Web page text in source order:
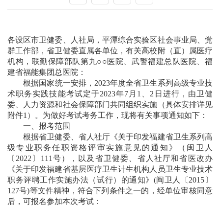
各设区市卫健委、人社局，平潭综合实验区社会事业局、党
群工作部，省卫健委直属各单位，有关高校附（直）属医疗
机构，联勤保障部队第九○○医院、武警福建总队医院、福
建省福能集团总医院：
根据国家统一安排，2023年度全省卫生系列高级专业技
术职务实践技能考试定于2023年7月1、2日进行，由卫健
委、人力资源和社会保障部门共同组织实施（具体安排详见
附件1）。为做好考试考务工作，现将有关事项通知如下：
一、报考范围
根据省卫健委、省人社厅《关于印发福建省卫生系列高
级专业职务任职资格评审实施意见的通知》（闽卫人
〔2022〕111号），以及省卫健委、省人社厅和省医改办
《关于印发福建省基层医疗卫生计生机构人员卫生专业技术
职务评聘工作实施办法（试行）的通知》(闽卫人〔2015〕
127号)等文件精神，符合下列条件之一的，经单位审核同意
后，可报名参加本次考试：